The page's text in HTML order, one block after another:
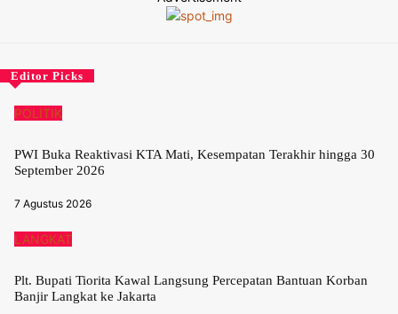
Editor Picks
POLITIK
PWI Buka Reaktivasi KTA Mati, Kesempatan Terakhir hingga 30
September 2026
7 Agustus 2026
LANGKAT
Plt. Bupati Tiorita Kawal Langsung Percepatan Bantuan Korban
Banjir Langkat ke Jakarta